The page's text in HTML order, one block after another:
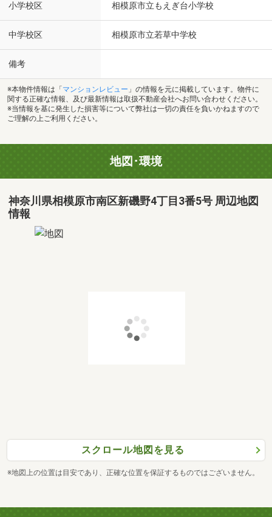
小学校区 相模原市立もえぎ台小学校
中学校区 相模原市立若草中学校
備考
※本物件情報は「 マンションレビュー 」の情報を元に掲載しています。物件に
関する正確な情報、及び最新情報は取扱不動産会社へお問い合わせください。
※当情報を基に発生した損害等について弊社は一切の責任を負いかねますので
ご理解の上ご利用ください。
地図･環境
神奈川県相模原市南区新磯野4丁目3番5号 周辺地図
情報
スクロール地図を見る
※地図上の位置は目安であり、正確な位置を保証するものではございません。